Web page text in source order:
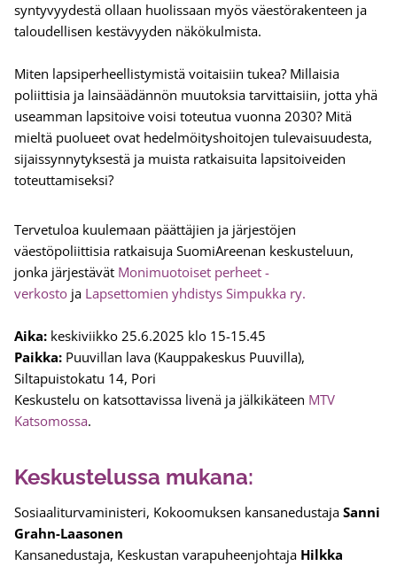
syntyvyydestä ollaan huolissaan myös väestörakenteen ja
taloudellisen kestävyyden näkökulmista.
Miten lapsiperheellistymistä voitaisiin tukea? Millaisia
poliittisia ja lainsäädännön muutoksia tarvittaisiin, jotta yhä
useamman lapsitoive voisi toteutua vuonna 2030? Mitä
mieltä puolueet ovat hedelmöityshoitojen tulevaisuudesta,
sijaissynnytyksestä ja muista ratkaisuita lapsitoiveiden
toteuttamiseksi?
Tervetuloa kuulemaan päättäjien ja järjestöjen
väestöpoliittisia ratkaisuja SuomiAreenan keskusteluun,
jonka järjestävät Monimuotoiset perheet -
verkosto ja Lapsettomien yhdistys Simpukka ry.
Aika: keskiviikko 25.6.2025 klo 15-15.45
Paikka: Puuvillan lava (Kauppakeskus Puuvilla),
Siltapuistokatu 14, Pori
Keskustelu on katsottavissa livenä ja jälkikäteen MTV
Katsomossa.
Keskustelussa mukana:
Sosiaaliturvaministeri, Kokoomuksen kansanedustaja Sanni
Grahn-Laasonen
Kansanedustaja, Keskustan varapuheenjohtaja Hilkka